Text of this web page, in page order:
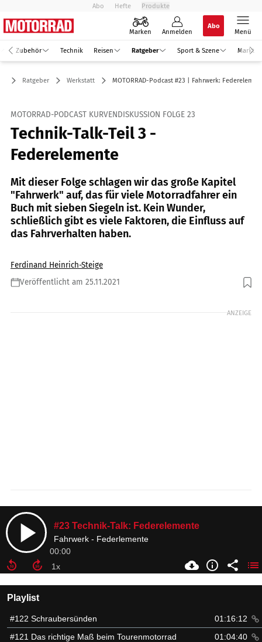
Abo Hefte Produkte
Marken Anmelden
Abo
Menü
Zubehör Technik Reisen Ratgeber Sport & Szene Markt
Ratgeber Werkstatt MOTORRAD-Podcast #23 | Fahrwerk:
MOTORRAD-PODCAST KURVENDISKUSSION FOLGE 23
Technik-Talk-Teil 3 -
Federelemente
Mit dieser Folge schlagen wir das große Kapitel
"Fahrwerk" auf, das für viele Motorradfahrer ein
Buch mit sieben Siegeln ist. Kein Wunder,
schließlich gibt es viele Faktoren, die Einfluss auf
das Fahrverhalten haben.
Ferdinand Heinrich-Steige
Veröffentlicht am 25.11.2021
Foto: MOTORRAD
ANZEIGE